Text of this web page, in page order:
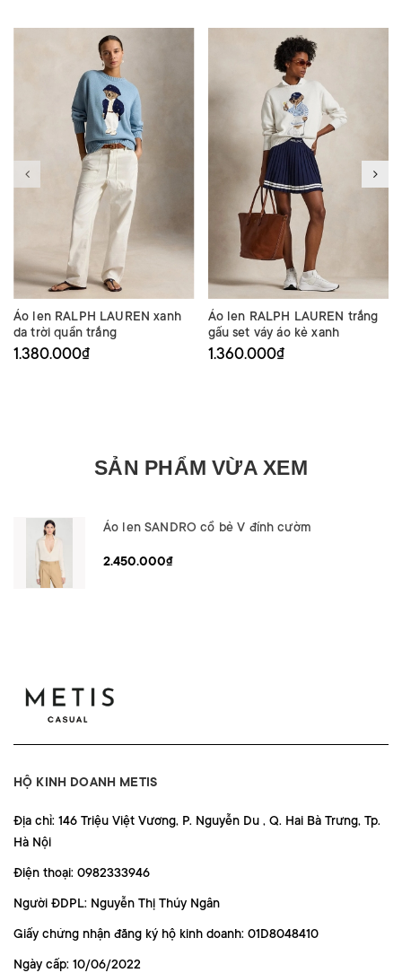
Áo len RALPH LAUREN xanh
da trời quần trắng
1.380.000₫
Áo len RALPH LAUREN trắng
gấu set váy áo kẻ xanh
1.360.000₫
SẢN PHẨM VỪA XEM
Áo len SANDRO cổ bẻ V đính cườm
2.450.000₫
HỘ KINH DOANH METIS
Địa chỉ: 146 Triệu Việt Vương, P. Nguyễn Du , Q. Hai Bà Trưng, Tp.
Hà Nội
Điện thoại: 0982333946
Người ĐDPL: Nguyễn Thị Thúy Ngân
Giấy chứng nhận đăng ký hộ kinh doanh: 01D8048410
Ngày cấp: 10/06/2022